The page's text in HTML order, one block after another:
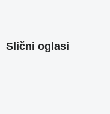
Slični oglasi